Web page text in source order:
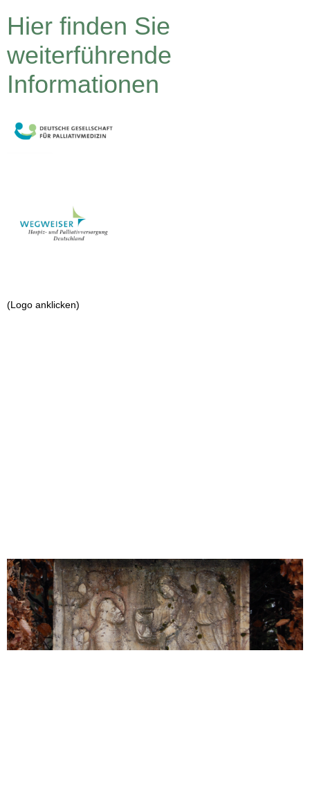
Hier finden Sie
weiterführende
Informationen
(Logo anklicken)